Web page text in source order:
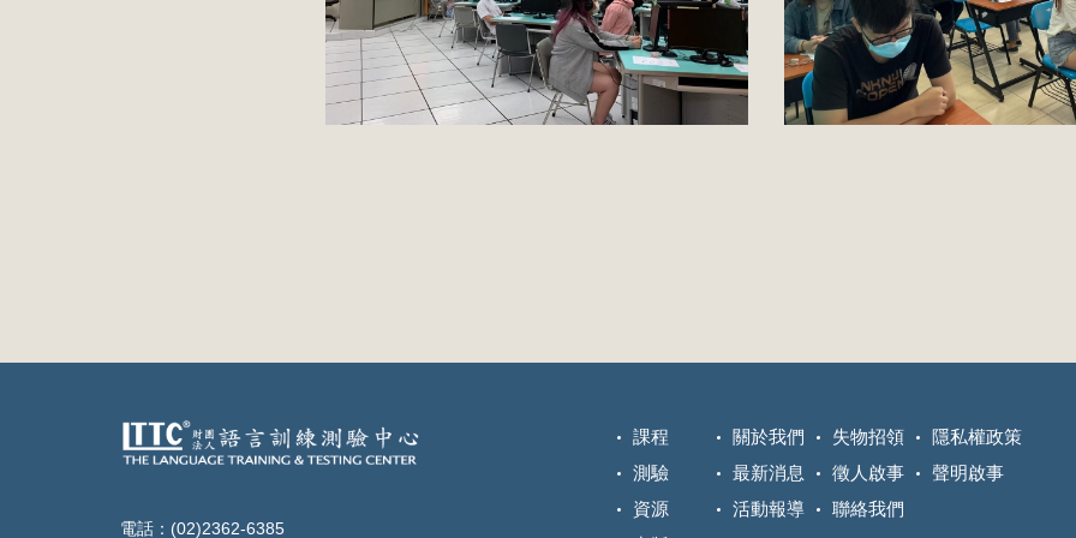
電話：(02)2362-6385
課程
測驗
資源
關於我們
最新消息
活動報導
失物招領
徵人啟事
聯絡我們
隱私權政策
聲明啟事